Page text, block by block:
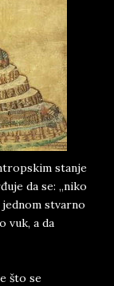
stanje
da se: „niko
stvarno
vuk, a da
što se